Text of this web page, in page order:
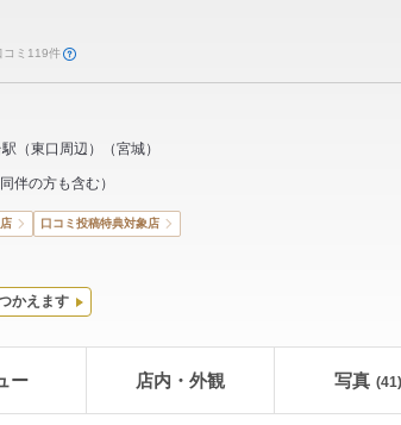
コミ119件
（東口周辺） （宮城）
伴の方も含む）
口コミ投稿特典対象店
かえます
ー 店内・外観 写真 (41)